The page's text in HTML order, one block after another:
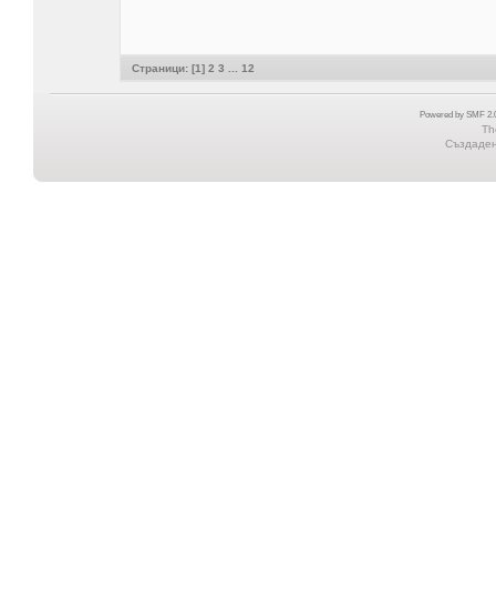
Страници: [1] 2 3 12
Powered by SMF